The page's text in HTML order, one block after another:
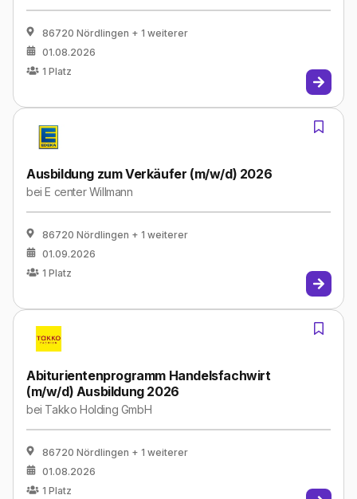
86720 Nördlingen + 1 weiterer
01.08.2026
1 Platz
Ausbildung zum Verkäufer (m/w/d) 2026
beiE center Willmann
86720 Nördlingen + 1 weiterer
01.09.2026
1 Platz
Abiturientenprogramm Handelsfachwirt
(m/w/d) Ausbildung 2026
bei Takko Holding GmbH
86720 Nördlingen + 1 weiterer
01.08.2026
1 Platz